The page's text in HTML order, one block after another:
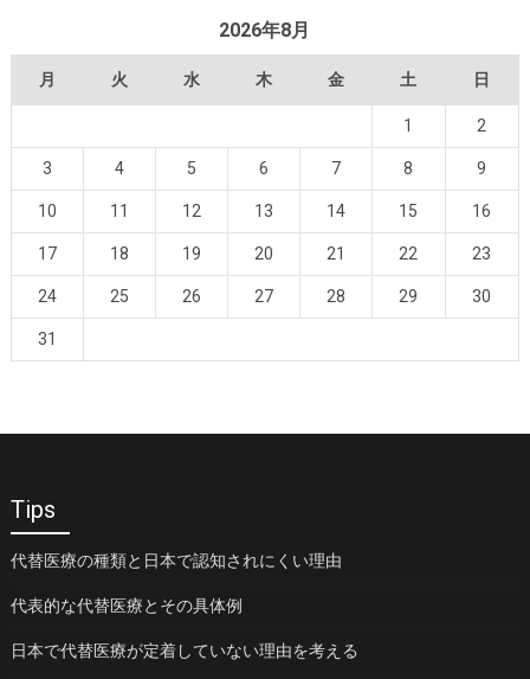
2026年8月
月 火 水 木 金 土 日
1 2
3 4 5 6 7 8 9
10 11 12 13 14 15 16
17 18 19 20 21 22 23
24 25 26 27 28 29 30
31
Tips
代替医療の種類と日本で認知されにくい理由
代表的な代替医療とその具体例
日本で代替医療が定着していない理由を考える